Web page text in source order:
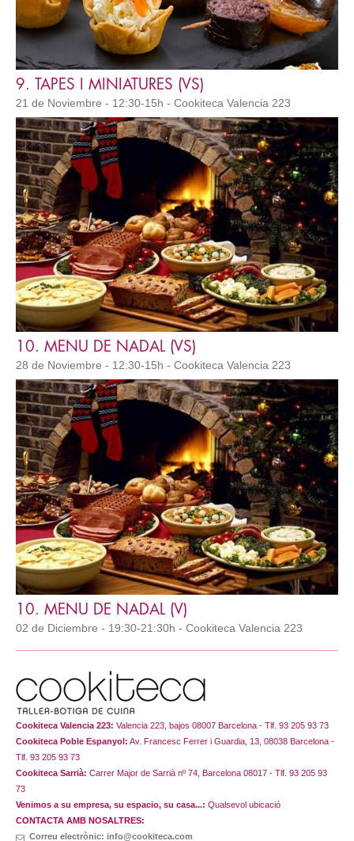
9. TAPES I MINIATURES (VS)
21 de Noviembre - 12:30-15h - Cookiteca Valencia 223
10. MENU DE NADAL (VS)
28 de Noviembre - 12:30-15h - Cookiteca Valencia 223
10. MENU DE NADAL (V)
02 de Diciembre - 19:30-21:30h - Cookiteca Valencia 223
Cookiteca Valencia 223: Valencia 223, bajos 08007 Barcelona - Tlf. 93 205 93 73
Cookiteca Poble Espanyol: Av. Francesc Ferrer i Guardia, 13, 08038 Barcelona -
Tlf. 93 205 93 73
Cookiteca Sarrià: Carrer Major de Sarrià nº 74, Barcelona 08017 - Tlf. 93 205 93
73
Venimos a su empresa, su espacio, su casa...: Qualsevol ubicació
CONTACTA AMB NOSALTRES:
Correu electrònic: info@cookiteca.com